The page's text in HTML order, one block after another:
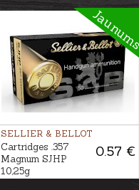
Jaunums
SELLIER & BELLOT
0.57 €
Cartridges .357
Magnum SJHP
10,25g